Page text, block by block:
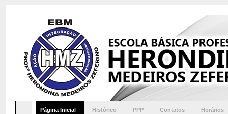
Página Inicial Histórico PPP Contatos Horários